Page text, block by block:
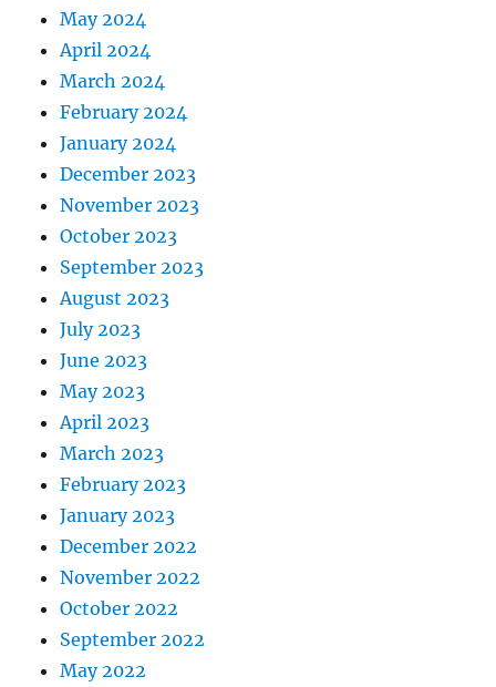
May 2024
April 2024
March 2024
February 2024
January 2024
December 2023
November 2023
October 2023
September 2023
August 2023
July 2023
June 2023
May 2023
April 2023
March 2023
February 2023
January 2023
December 2022
November 2022
October 2022
September 2022
May 2022